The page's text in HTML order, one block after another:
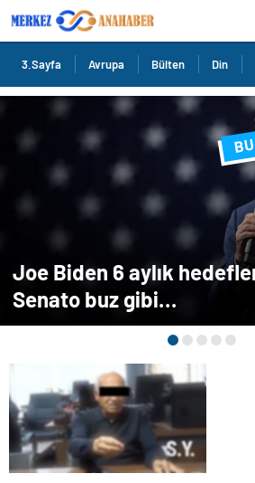
3.Sayfa Avrupa Bülten Din
Joe Biden 6 aylık
Senato buz gibi…